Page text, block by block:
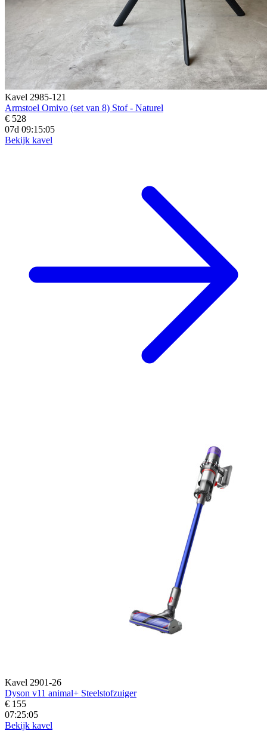
Kavel 2985-121
Armstoel Omivo (set van 8) Stof - Naturel
€ 528
07d 09:15:04
Bekijk kavel
Kavel 2901-26
Dyson v11 animal+ Steelstofzuiger
€ 155
07:25:04
Bekijk kavel